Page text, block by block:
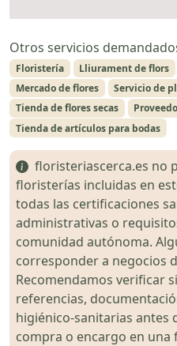
Otros servicios
Floristería
Lliurament de flors
Mercado de flores
Servicio de
Tienda de flores secas
Tienda de artículos para bodas
floristeriascerca.es no
floristerías incluidas en
todas las certificaciones
administrativas o
comunidad autónoma.
corresponder a negocios
Recomendamos verificar
referencias,
higiénico-sanitarias antes
compra o encargo en una